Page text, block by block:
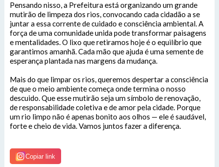
Pensando nisso, a Prefeitura está organizando um grande
mutirão de limpeza dos rios, convocando cada cidadão a se
juntar a essa corrente de cuidado e consciência ambiental. A
força de uma comunidade unida pode transformar paisagens
e mentalidades. O lixo que retiramos hoje é o equilíbrio que
garantimos amanhã. Cada mão que ajuda é uma semente de
esperança plantada nas margens da mudança.
Mais do que limpar os rios, queremos despertar a consciência
de que o meio ambiente começa onde termina o nosso
descuido. Que esse mutirão seja um símbolo de renovação,
de responsabilidade coletiva e de amor pela cidade. Porque
um rio limpo não é apenas bonito aos olhos — ele é saudável,
forte e cheio de vida. Vamos juntos fazer a diferença.
Copiar link
Acessibilidade
Digite apenas o "usuário" sem @dominio!
SIC Físico
Endereço
Avenida 22 de Março, Nº 915, Centro
CEP: 68.380-00.
Fale Conosco